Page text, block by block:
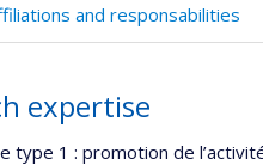
and responsabilities
expertise
type 1 : promotion de